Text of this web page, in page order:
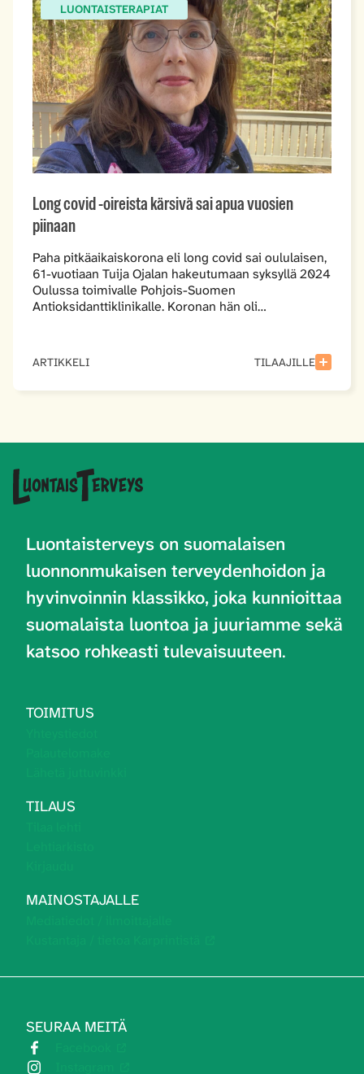
LUONTAISTERAPIAT
Long covid -oireista kärsivä sai apua vuosien
piinaan
Paha pitkäaikaiskorona eli long covid sai oululaisen,
61-vuotiaan Tuija Ojalan hakeutumaan syksyllä 2024
Oulussa toimivalle Pohjois-Suomen
Antioksidanttiklinikalle. Koronan hän oli…
ARTIKKELI TILAAJILLE
Luontaisterveys on suomalaisen
luonnonmukaisen terveydenhoidon ja
hyvinvoinnin klassikko, joka kunnioittaa
suomalaista luontoa ja juuriamme sekä
katsoo rohkeasti tulevaisuuteen.
TOIMITUS
TILAUS
MAINOSTAJALLE
SEURAA MEITÄ